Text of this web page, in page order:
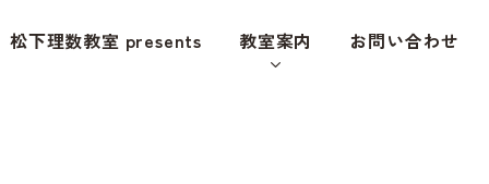
松下理数教室 presents 教室案内 お問い合わせ